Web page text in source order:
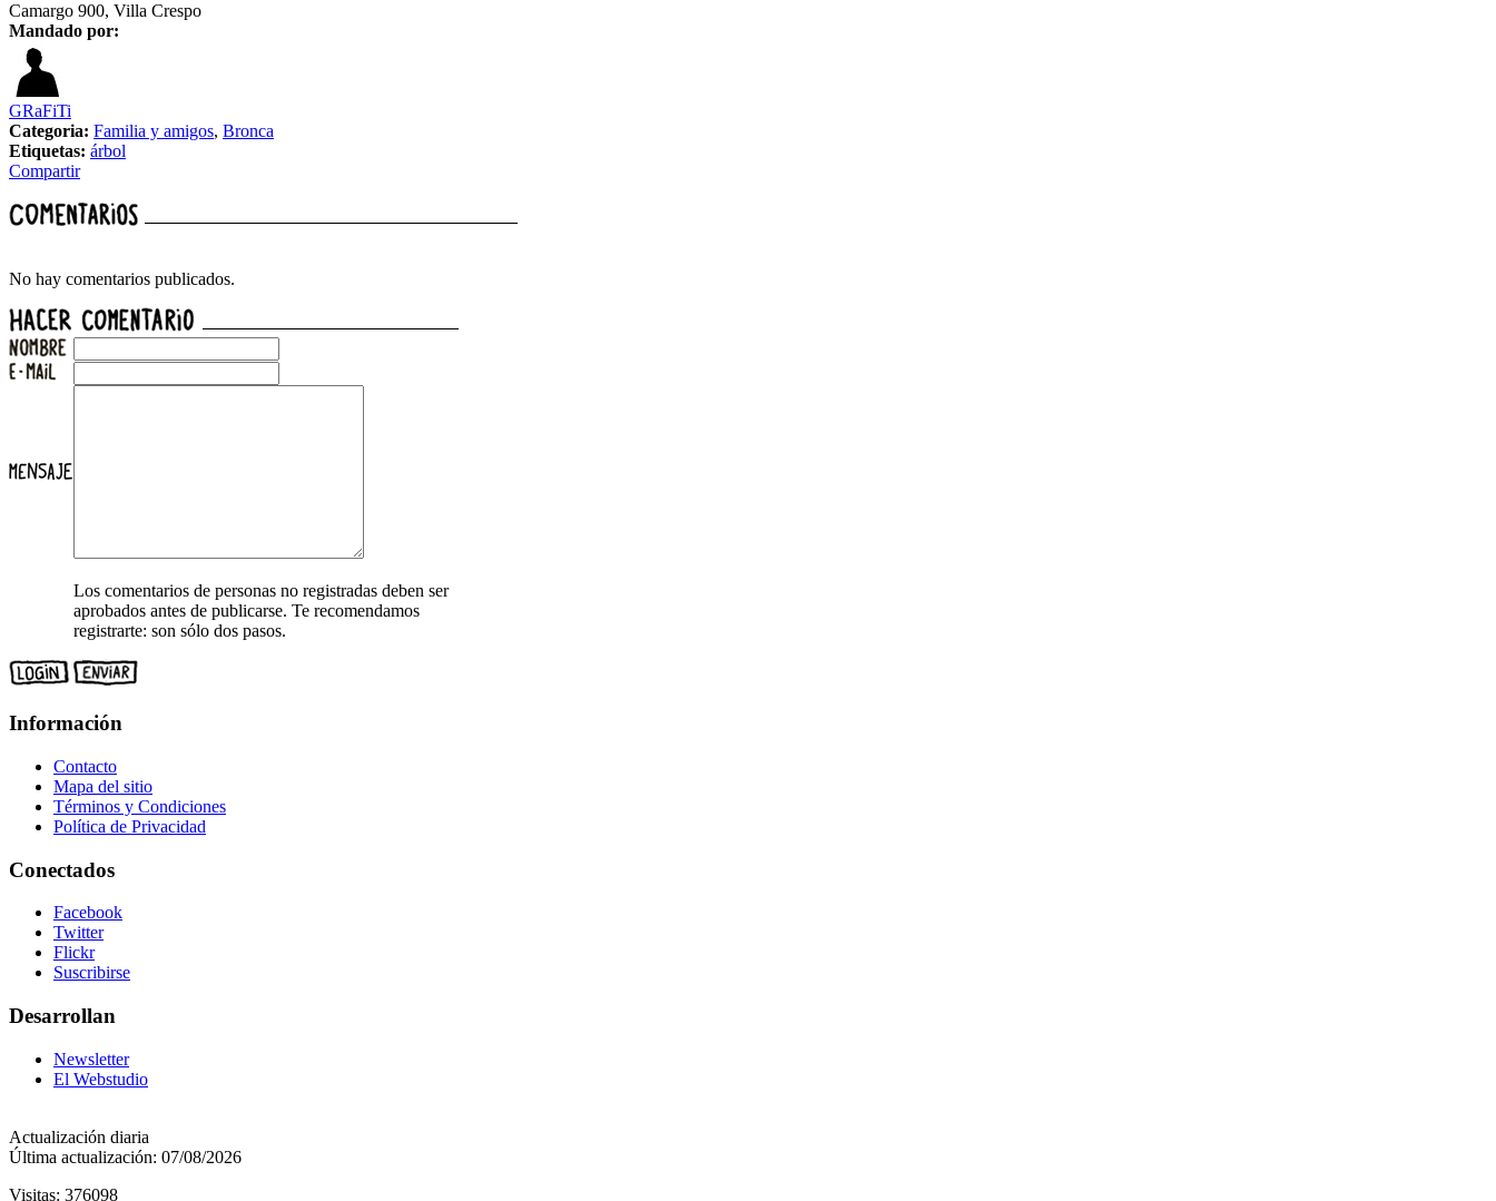
Camargo 900, Villa Crespo
Mandado por:
GRaFiTi
Categoria: Familia y amigos, Bronca
Etiquetas: árbol
Compartir
No hay comentarios publicados.
Los comentarios de personas no registradas deben ser
aprobados antes de publicarse. Te recomendamos
registrarte: son sólo dos pasos.
Información
Contacto
Mapa del sitio
Términos y Condiciones
Política de Privacidad
Conectados
Facebook
Twitter
Flickr
Suscribirse
Desarrollan
Newsletter
El Webstudio
Actualización diaria
Última actualización: 07/08/2026
Visitas: 376098